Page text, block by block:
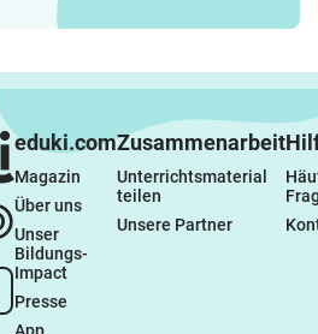
eduki.com
Magazin
Über uns
Unser
Bildungs-
Impact
Presse
Zusammenarbeit
Unterrichtsmaterial
teilen
Unsere Partner